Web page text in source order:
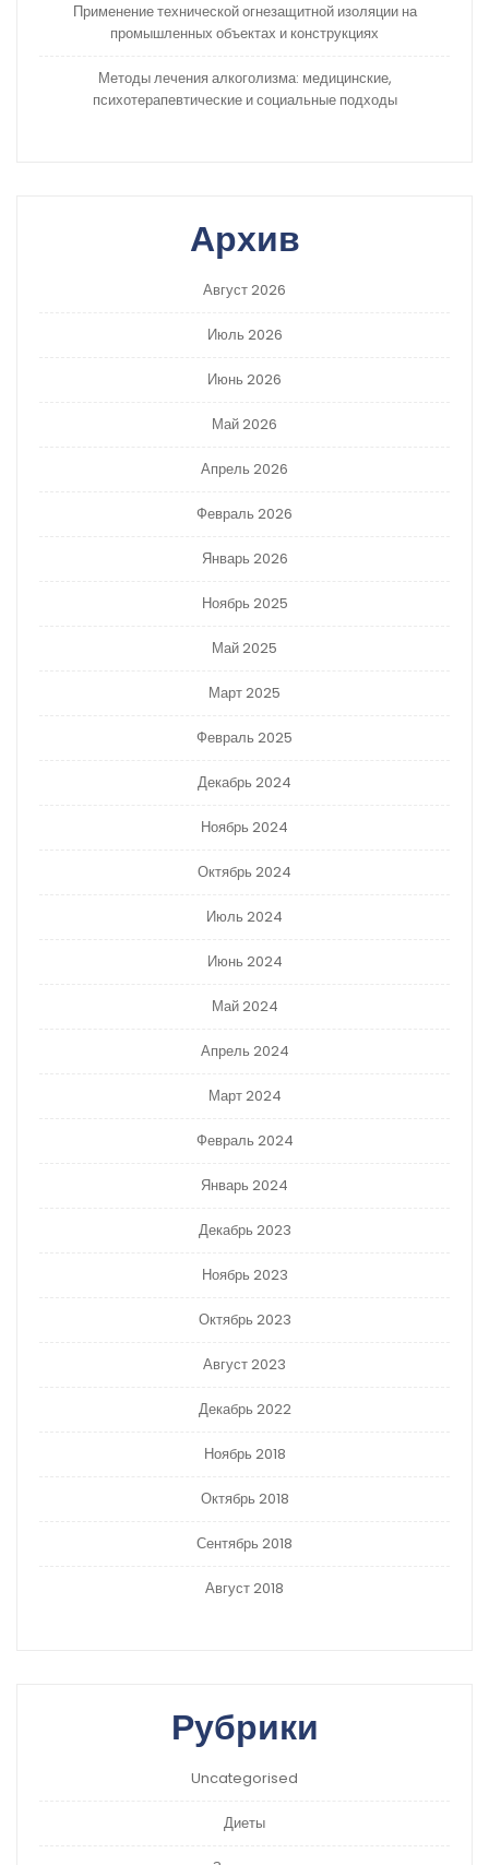
Применение технической огнезащитной изоляции на
промышленных объектах и конструкциях
Методы лечения алкоголизма: медицинские,
психотерапевтические и социальные подходы
Архив
Август 2026
Июль 2026
Июнь 2026
Май 2026
Апрель 2026
Февраль 2026
Январь 2026
Ноябрь 2025
Май 2025
Март 2025
Февраль 2025
Декабрь 2024
Ноябрь 2024
Октябрь 2024
Июль 2024
Июнь 2024
Май 2024
Апрель 2024
Март 2024
Февраль 2024
Январь 2024
Декабрь 2023
Ноябрь 2023
Октябрь 2023
Август 2023
Декабрь 2022
Ноябрь 2018
Октябрь 2018
Сентябрь 2018
Август 2018
Рубрики
Uncategorised
Диеты